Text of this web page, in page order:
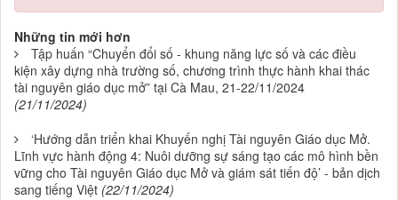
Những tin mới hơn
Tập huấn “Chuyển đổi số - khung năng lực số và các điều
kiện xây dựng nhà trường số, chương trình thực hành khai thác
tài nguyên giáo dục mở” tại Cà Mau, 21-22/11/2024
(21/11/2024)
‘Hướng dẫn triển khai Khuyến nghị Tài nguyên Giáo dục Mở.
Lĩnh vực hành động 4: Nuôi dưỡng sự sáng tạo các mô hình bền
vững cho Tài nguyên Giáo dục Mở và giám sát tiến độ’ - bản dịch
sang tiếng Việt (22/11/2024)